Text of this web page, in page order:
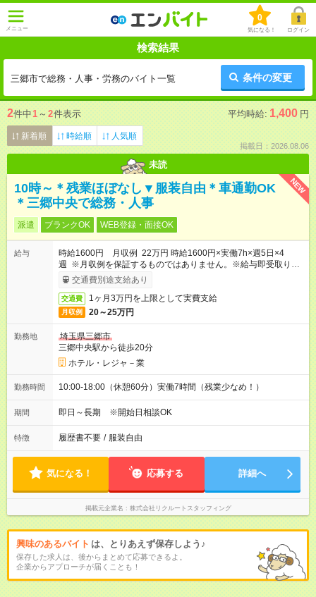
メニュー
0
気になる！ ログイン
検索結果
三郷市で総務・人事・労務のバイト一覧 条件の変更
2件中1 ～ 2件表示 平均時給: 1,400 円
新着順 時給順 人気順
掲載日：2026.08.06
未読
NEW
10時～＊残業ほぼなし▼服装自由＊車通勤OK
＊三郷中央で総務・人事
派遣 ブランクOK WEB登録・面接OK
給与
時給1600円 月収例 22万円 時給1600円×実働7h×週5日×4
週 ※月収例を保証するものではありません。※給与即受取りサ
ービス利用可（利用条件有）
交通費別途支給あり
交通費 1ヶ月3万円を上限として実費支給
月収例 20～25万円
勤務地
埼玉県三郷市
三郷中央駅から徒歩20分
ホテル・レジャ－業
勤務時間 10:00-18:00（休憩60分）実働7時間（残業少なめ！）
期間 即日～長期 ※開始日相談OK
特徴 履歴書不要 / 服装自由
気になる！ 応募する 詳細へ
掲載元企業名 株式会社リクルートスタッフィング
興味のあるバイト は、とりあえず保存しよう♪
保存した求人は、後からまとめて応募できるよ。
企業からアプローチが届くことも！